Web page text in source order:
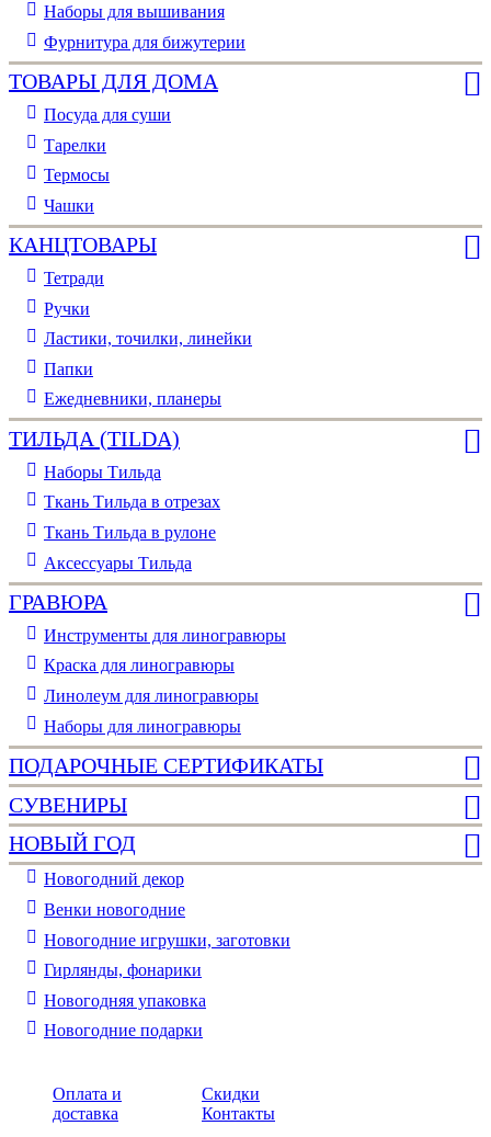
Наборы для вышивания
Фурнитура для бижутерии
ТОВАРЫ ДЛЯ ДОМА
Посуда для суши
Тарелки
Термосы
Чашки
КАНЦТОВАРЫ
Тетради
Ручки
Ластики, точилки, линейки
Папки
Ежедневники, планеры
ТИЛЬДА (TILDA)
Наборы Тильда
Ткань Тильда в отрезах
Ткань Тильда в рулоне
Аксессуары Тильда
ГРАВЮРА
Инструменты для линогравюры
Краска для линогравюры
Линолеум для линогравюры
Наборы для линогравюры
ПОДАРОЧНЫЕ СЕРТИФИКАТЫ
СУВЕНИРЫ
НОВЫЙ ГОД
Новогодний декор
Венки новогодние
Новогодние игрушки, заготовки
Гирлянды, фонарики
Новогодняя упаковка
Новогодние подарки
Оплата и
доставка
Скидки
Контакты